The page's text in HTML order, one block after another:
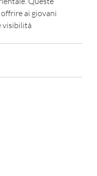
ai giovani
visibilità